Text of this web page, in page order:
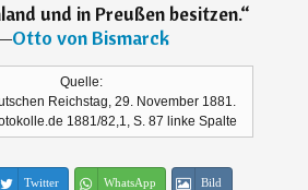
und in Preußen besitzen.“
Otto von Bismarck
Quelle:
Reichstag, 29. November 1881.
1881/82,1, S. 87 linke Spalte
Twitter WhatsApp Bild